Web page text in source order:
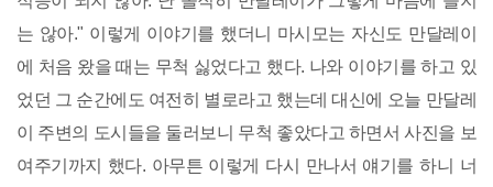
는 않아." 이렇게 이야기를 했더니 마시모는 자신도 만달레이
에 처음 왔을 때는 무척 싫었다고 했다. 나와 이야기를 하고 있
었던 그 순간에도 여전히 별로라고 했는데 대신에 오늘 만달레
이 주변의 도시들을 둘러보니 무척 좋았다고 하면서 사진을 보
여주기까지 했다. 아무튼 이렇게 다시 만나서 얘기를 하니 너